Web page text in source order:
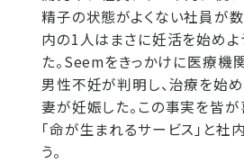
精子の状態がよくない社員が数
内の1人はまさに妊活を始めよ
た。Seemをきっかけに医療機
男性不妊が判明し、治療を始
妻が妊娠した。この事実を皆が
「命が生まれるサービス」と社
う。